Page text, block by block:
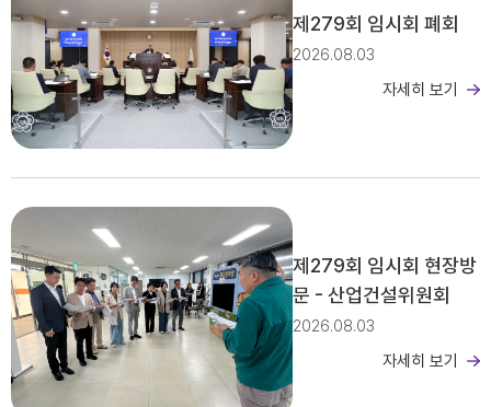
2026년 2분기 홍보예산 운용현황
제279회 익산시의회(임시회) 의사일정(안)
제279회 임시회 폐회
2026.08.03
자세히 보기
제279회 임시회 현장방
문 - 산업건설위원회
2026.08.03
자세히 보기